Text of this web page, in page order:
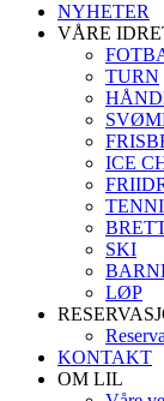
NYHETER
VÅRE
TURN
ICE
SKI
LØP
KONTAKT
OM LIL